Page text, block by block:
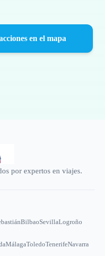
en el mapa
por expertos en viajes.
BilbaoSevillaLogroño
MálagaToledoTenerifeNavarra